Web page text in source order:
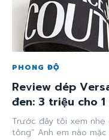
PHONG ĐỘ
Review dép
đen: 3 triệu cho
Trước đây tôi xem
tông” Anh em nào